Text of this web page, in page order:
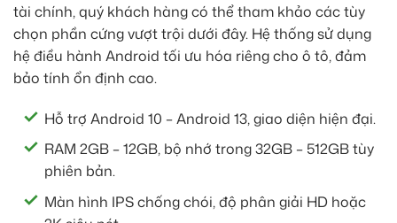
tài chính, quý khách hàng có thể tham khảo các tùy
chọn phần cứng vượt trội dưới đây. Hệ thống sử dụng
hệ điều hành Android tối ưu hóa riêng cho ô tô, đảm
bảo tính ổn định cao.
Hỗ trợ Android 10 – Android 13, giao diện hiện đại.
RAM 2GB – 12GB, bộ nhớ trong 32GB – 512GB tùy
phiên bản.
Màn hình IPS chống chói, độ phân giải HD hoặc